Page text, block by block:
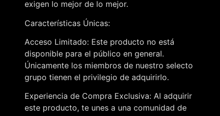
exigen lo mejor de lo mejor.
Características Únicas:
Acceso Limitado: Este producto no está
disponible para el público en general.
Únicamente los miembros de nuestro selecto
grupo tienen el privilegio de adquirirlo.
Experiencia de Compra Exclusiva: Al adquirir
este producto, te unes a una comunidad de